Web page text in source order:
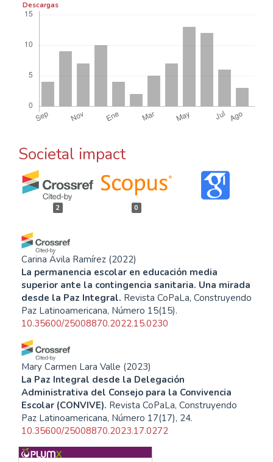
Descargas
Societal impact
2 0
Carina Ávila Ramírez (2022)
La permanencia escolar en educación media
superior ante la contingencia sanitaria. Una mirada
desde la Paz Integral. Revista CoPaLa, Construyendo
Paz Latinoamericana, Número 15(15).
10.35600/25008870.2022.15.0230
Mary Carmen Lara Valle (2023)
La Paz Integral desde la Delegación
Administrativa del Consejo para la Convivencia
Escolar (CONVIVE). Revista CoPaLa, Construyendo
Paz Latinoamericana, Número 17(17), 24.
10.35600/25008870.2023.17.0272